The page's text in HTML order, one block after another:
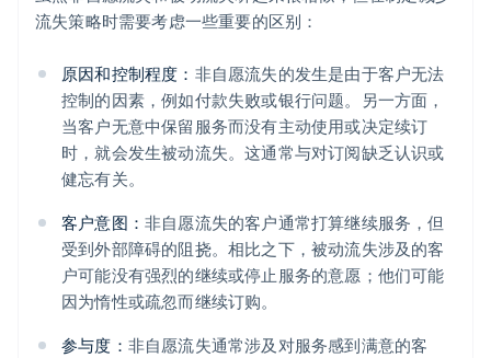
流失策略时需要考虑一些重要的区别：
原因和控制程度： 非自愿流失的发生是由于客户无法
控制的因素，例如付款失败或银行问题。另一方面，
当客户无意中保留服务而没有主动使用或决定续订
时，就会发生被动流失。这通常与对订阅缺乏认识或
健忘有关。
客户意图： 非自愿流失的客户通常打算继续服务，但
受到外部障碍的阻挠。相比之下，被动流失涉及的客
户可能没有强烈的继续或停止服务的意愿；他们可能
因为惰性或疏忽而继续订购。
参与度： 非自愿流失通常涉及对服务感到满意的客